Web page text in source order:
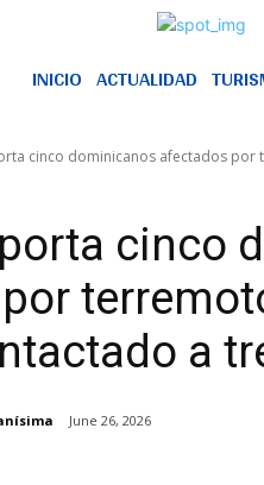
INICIO ACTUALIDAD
cinco dominicanos afectados por
cinco
a
June 26, 2026